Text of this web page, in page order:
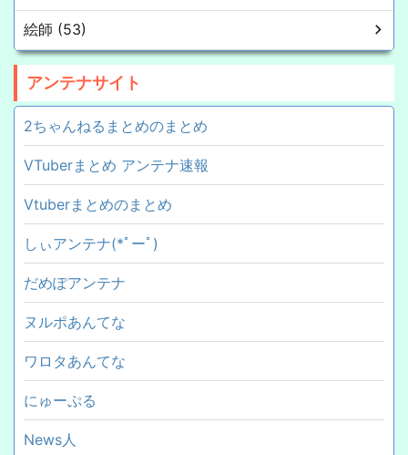
絵師 (53)
アンテナサイト
2ちゃんねるまとめのまとめ
VTuberまとめ アンテナ速報
Vtuberまとめのまとめ
しぃアンテナ(*ﾟーﾟ)
だめぽアンテナ
ヌルポあんてな
ワロタあんてな
にゅーぷる
News人